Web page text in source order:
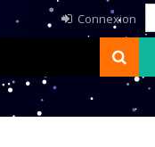
Connexion